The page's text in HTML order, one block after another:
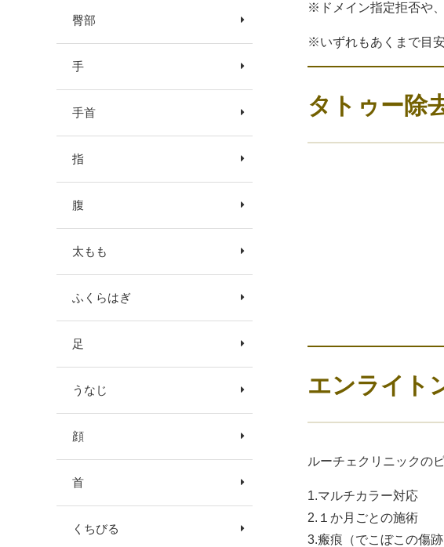
※ドメイン指定拒否や
※いずれもあくまで目
タトゥー除
エンライト
ルーチェクリニックの
1.マルチカラー対応
2.１か月ごとの施術
3.瘢痕（でこぼこの傷
臀部
手
手首
指
腹
太もも
ふくらはぎ
足
うなじ
顔
首
くちびる